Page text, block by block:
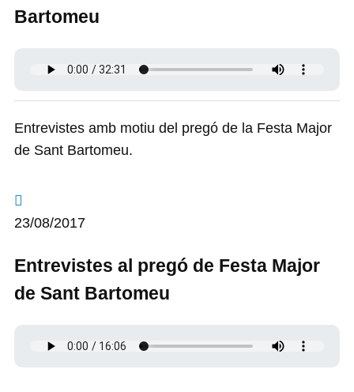
Bartomeu
Entrevistes amb motiu del pregó de la Festa Major
de Sant Bartomeu.
23/08/2017
Entrevistes al pregó de Festa Major
de Sant Bartomeu